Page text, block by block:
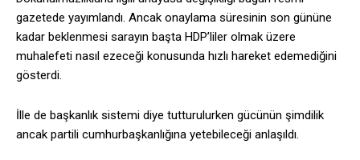
gazetede yayımlandı. Ancak onaylama süresinin son gününe
kadar beklenmesi sarayın başta HDP’liler olmak üzere
muhalefeti nasıl ezeceği konusunda hızlı hareket edemediğini
gösterdi.
İlle de başkanlık sistemi diye tutturulurken gücünün şimdilik
ancak partili cumhurbaşkanlığına yetebileceği anlaşıldı.